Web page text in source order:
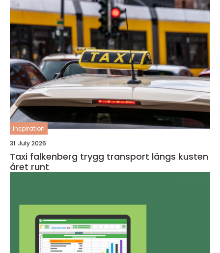
inspiration
31. July 2026
Taxi falkenberg trygg transport längs kusten
året runt